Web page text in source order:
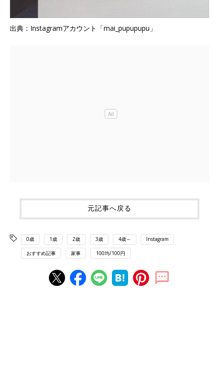
出典：Instagramアカウント「mai_pupupupu」
元記事へ戻る
0歳 1歳 2歳 3歳 4歳～ Instagram
おすすめ記事 家事 100均/100円